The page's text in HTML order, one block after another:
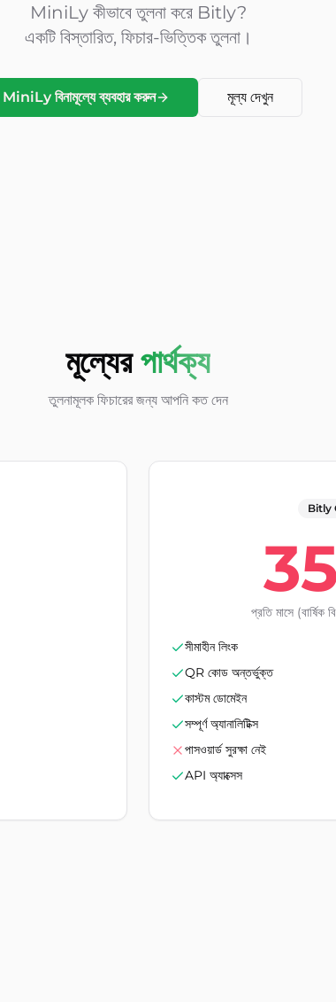
MiniLy কীভাবে তুলনা করেBitly?
একটি বিস্তারিত, ফিচার-ভিত্তিক তুলনা।
MiniLy বিনামূল্যে ব্যবহার করুন মূল্য দেখুন
মূল্যের পার্থক্য
তুলনামূলক ফিচারের জন্য আপনি কত দেন
Bitly
প্রতি মাসে (বার্ষিক
সীমাহীন লিংক
QR কোড অন্তর্ভুক্ত
কাস্টম ডোমেইন
সম্পূর্ণ অ্যানালিটিক্স
পাসওয়ার্ড সুরক্ষা নেই
API অ্যাক্সেস